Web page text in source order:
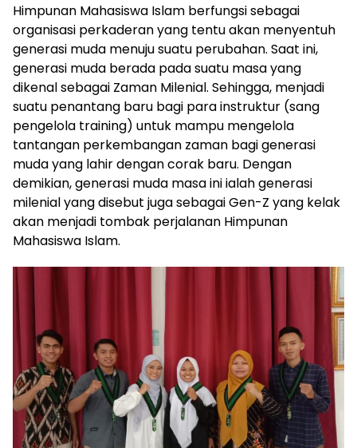
Himpunan Mahasiswa Islam berfungsi sebagai
organisasi perkaderan yang tentu akan menyentuh
generasi muda menuju suatu perubahan. Saat ini,
generasi muda berada pada suatu masa yang
dikenal sebagai Zaman Milenial. Sehingga, menjadi
suatu penantang baru bagi para instruktur (sang
pengelola training) untuk mampu mengelola
tantangan perkembangan zaman bagi generasi
muda yang lahir dengan corak baru. Dengan
demikian, generasi muda masa ini ialah generasi
milenial yang disebut juga sebagai Gen-Z yang kelak
akan menjadi tombak perjalanan Himpunan
Mahasiswa Islam.